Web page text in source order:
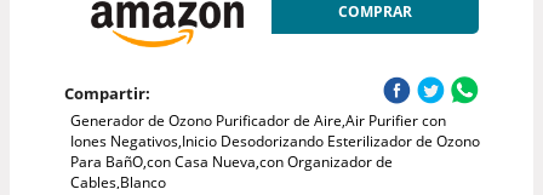
COMPRAR
Compartir:
Generador de Ozono Purificador de Aire,Air Purifier con
Iones Negativos,Inicio Desodorizando Esterilizador de Ozono
Para BañO,con Casa Nueva,con Organizador de
Cables,Blanco